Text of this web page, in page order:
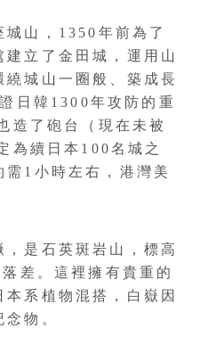
山，1350年前為了
立了金田城，運用山
城山一圈般、築成長
日韓1300年攻防的重
造了砲台（現在未被
為續日本100名城之
1小時左右，港灣美
是石英斑岩山，標高
差。這裡擁有貴重的
系植物混搭，白嶽因
物。